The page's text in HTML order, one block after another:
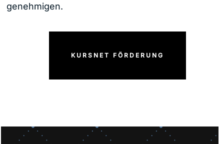
genehmigen.
KURSNET FÖRDERUNG